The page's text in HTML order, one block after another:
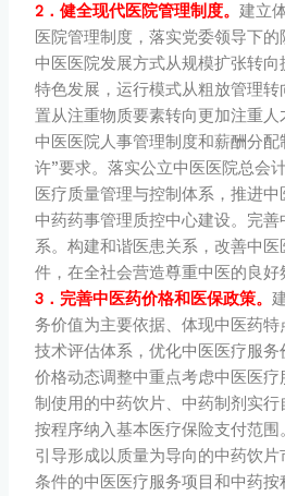
2．健全现代医院管理制度。建立
医院管理制度，落实党委领导下
中医医院发展方式从规模扩张转
特色发展，运行模式从粗放管理
置从注重物质要素转向更加注重
中医医院人事管理制度和薪酬分
许”要求。落实公立中医医院总会
医疗质量管理与控制体系，推进
中药药事管理质控中心建设。完
系。构建和谐医患关系，改善中
件，在全社会营造尊重中医的良好
3．完善中医药价格和医保政策。
务价值为主要依据、体现中医药
技术评估体系，优化中医医疗服
价格动态调整中重点考虑中医医
制使用的中药饮片、中药制剂实
按程序纳入基本医疗保险支付范围
引导形成以质量为导向的中药饮
条件的中医医疗服务项目和中药